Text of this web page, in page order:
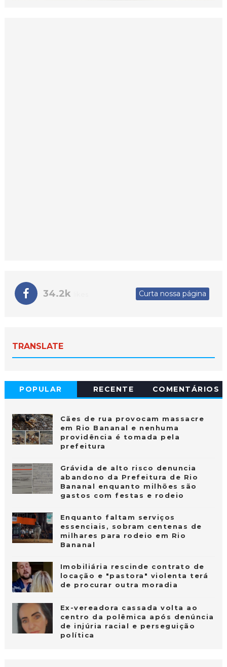
34.2k Curta nossa página
TRANSLATE
POPULAR RECENTE COMENTÁRIOS
Cães de rua provocam massacre
em Rio Bananal e nenhuma
providência é tomada pela
prefeitura
Grávida de alto risco denuncia
abandono da Prefeitura de Rio
Bananal enquanto milhões são
gastos com festas e rodeio
Enquanto faltam serviços
essenciais, sobram centenas de
milhares para rodeio em Rio
Bananal
Imobiliária rescinde contrato de
locação e "pastora" violenta terá
de procurar outra moradia
Ex-vereadora cassada volta ao
centro da polêmica após denúncia
de injúria racial e perseguição
política